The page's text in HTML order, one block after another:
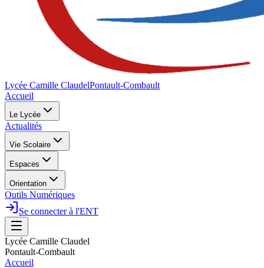
Lycée Camille ClaudelPontault-Combault
Accueil
Le Lycée
Actualités
Vie Scolaire
Espaces
Orientation
Outils Numériques
Se connecter à l'ENT
Lycée Camille Claudel
Pontault-Combault
Accueil